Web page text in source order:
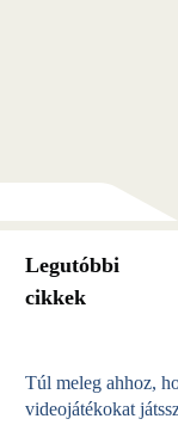
Legutóbbi
cikkek
Túl meleg ahhoz,
videojátékokat